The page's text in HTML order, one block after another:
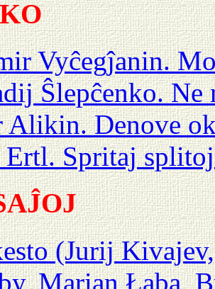
Vyĉegĵanin.
Ŝlepĉenko.
Denove
Ertl. Spritaj
(Jurij
Marian Łaba,